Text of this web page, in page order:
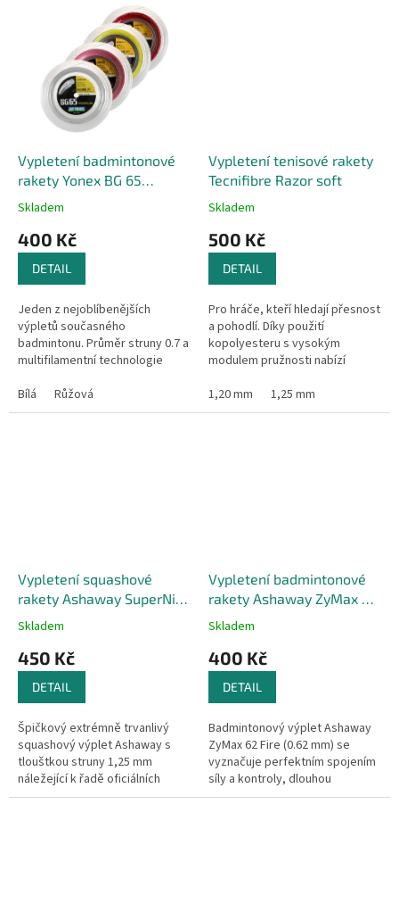
Vypletení badmintonové
rakety Yonex BG 65
Titanium
Skladem
400 Kč
DETAIL
Jeden z nejoblíbenějších
výpletů současného
badmintonu. Průměr struny 0.7 a
multifilamentní technologie
vlastnosti a dobrou trvanlivost.
Výplet je...
Bílá Růžová
Vypletení tenisové rakety
Tecnifibre Razor soft
Skladem
500 Kč
DETAIL
Pro hráče, kteří hledají přesnost
a pohodlí. Díky použití
kopolyesteru s vysokým
modulem pružnosti nabízí
lepší kontroly. Tecnifibre
poprvé přidal...
1,20 mm 1,25 mm
Vypletení squashové
rakety Ashaway SuperNick
XL
Skladem
450 Kč
DETAIL
Špičkový extrémně trvanlivý
squashový výplet Ashaway s
tlouštkou struny 1,25 mm
náležející k řadě oficiálních
výpletů Světové squashové
Vypletení badmintonové
rakety Ashaway ZyMax 62
Fire Orange
Skladem
400 Kč
DETAIL
Badmintonový výplet Ashaway
ZyMax 62 Fire (0.62 mm) se
vyznačuje perfektním spojením
síly a kontroly, dlouhou
životností a perfektním zvukem.